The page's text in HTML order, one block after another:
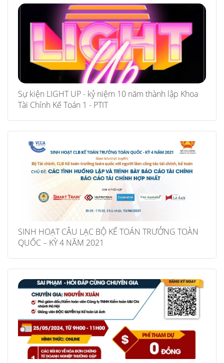
Sự kiện LIGHT UP - kỷ niệm 10 năm thành lập Khoa
Tài Chính Kế Toán 1 - PTIT
SINH HOẠT CÂU LẠC BỘ KẾ TOÁN TRƯỞNG TOÀN
QUỐC – KỲ 4 NĂM 2021